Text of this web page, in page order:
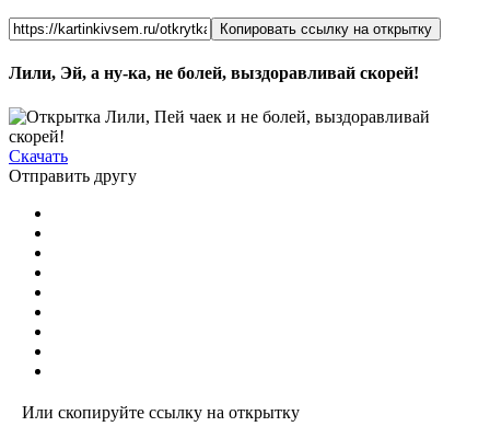
Копировать ссылку на открытку
Лили, Эй, а ну-ка, не болей, выздоравливай скорей!
Скачать
Отправить другу
Или скопируйте ссылку на открытку